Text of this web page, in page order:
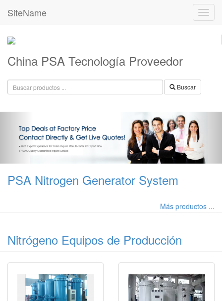
SiteName
China PSA Tecnología Proveedor
Buscar
PSA Nitrogen Generator System
Más productos ...
Nitrógeno Equipos de Producción